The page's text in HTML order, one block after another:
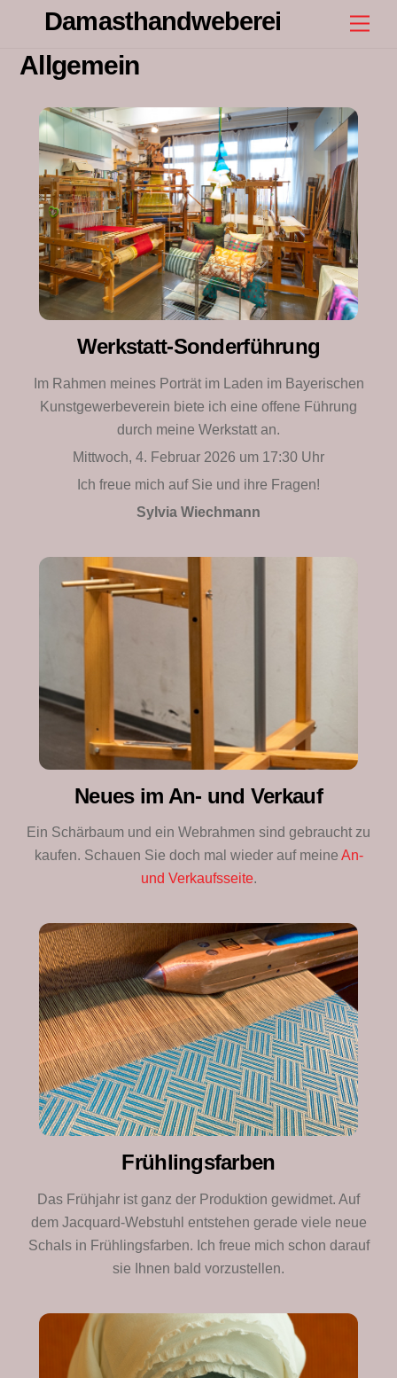
content
Damasthandweberei
Allgemein
Werkstatt-Sonderführung
Im Rahmen meines Porträt im Laden im Bayerischen
Kunstgewerbeverein biete ich eine offene Führung
durch meine Werkstatt an.
Mittwoch, 4. Februar 2026 um 17:30 Uhr
Ich freue mich auf Sie und ihre Fragen!
Sylvia Wiechmann
Neues im An- und Verkauf
Ein Schärbaum und ein Webrahmen sind gebraucht zu
kaufen. Schauen Sie doch mal wieder auf meine An-
und Verkaufsseite.
Frühlingsfarben
Das Frühjahr ist ganz der Produktion gewidmet. Auf
dem Jacquard-Webstuhl entstehen gerade viele neue
Schals in Frühlingsfarben. Ich freue mich schon darauf
sie Ihnen bald vorzustellen.